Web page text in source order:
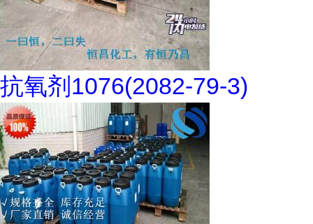
抗氧剂1076(2082-79-3)